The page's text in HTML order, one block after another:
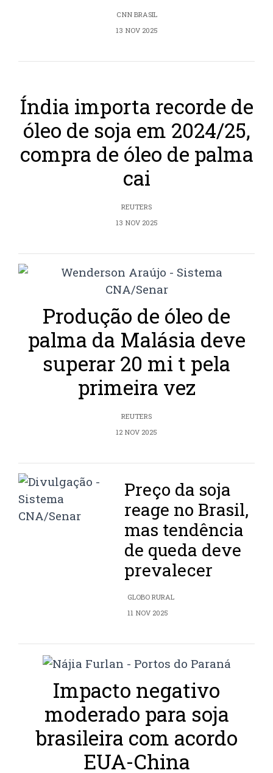
CNN BRASIL
13 NOV 2025
Índia importa recorde de
óleo de soja em 2024/25,
compra de óleo de palma
cai
REUTERS
13 NOV 2025
Produção de óleo de
palma da Malásia deve
superar 20 mi t pela
primeira vez
REUTERS
12 NOV 2025
Preço da soja
reage no Brasil,
mas tendência
de queda deve
prevalecer
GLOBO RURAL
11 NOV 2025
Impacto negativo
moderado para soja
brasileira com acordo
EUA-China